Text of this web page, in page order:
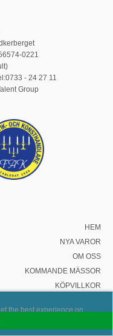
the best experience on
0221
- 24 27 11
Group
HEM
NYA VAROR
OM OSS
KOMMANDE MÄSSOR
KÖPVILLKOR